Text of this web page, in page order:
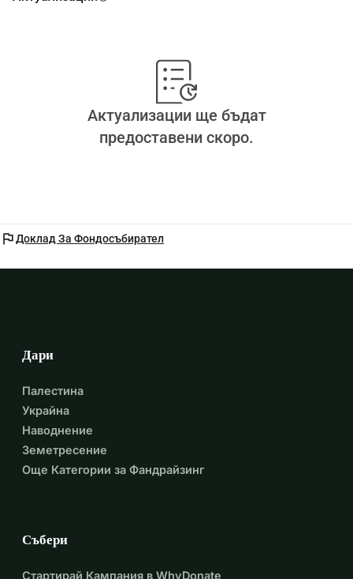
Актуализации ще бъдат
предоставени скоро.
flagДоклад За Фондосъбирател
Дари
Палестина
Украйна
Наводнение
Земетресение
Още Категории за Фандрайзинг
Събери
Стартирай Кампания в WhyDonate